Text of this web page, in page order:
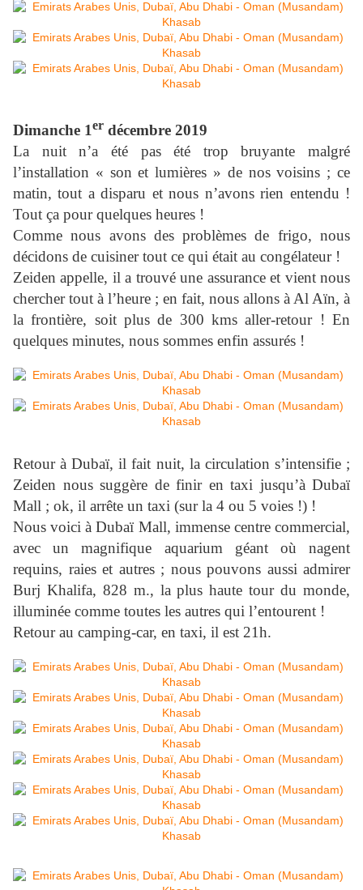
Dimanche 1er décembre 2019
La nuit n’a été pas été trop bruyante malgré
l’installation « son et lumières » de nos voisins ; ce
matin, tout a disparu et nous n’avons rien entendu !
Tout ça pour quelques heures !
Comme nous avons des problèmes de frigo, nous
décidons de cuisiner tout ce qui était au congélateur !
Zeiden appelle, il a trouvé une assurance et vient nous
chercher tout à l’heure ; en fait, nous allons à Al Aïn, à
la frontière, soit plus de 300 kms aller-retour ! En
quelques minutes, nous sommes enfin assurés !
Retour à Dubaï, il fait nuit, la circulation s’intensifie ;
Zeiden nous suggère de finir en taxi jusqu’à Dubaï
Mall ; ok, il arrête un taxi (sur la 4 ou 5 voies !) !
Nous voici à Dubaï Mall, immense centre commercial,
avec un magnifique aquarium géant où nagent
requins, raies et autres ; nous pouvons aussi admirer
Burj Khalifa, 828 m., la plus haute tour du monde,
illuminée comme toutes les autres qui l’entourent !
Retour au camping-car, en taxi, il est 21h.